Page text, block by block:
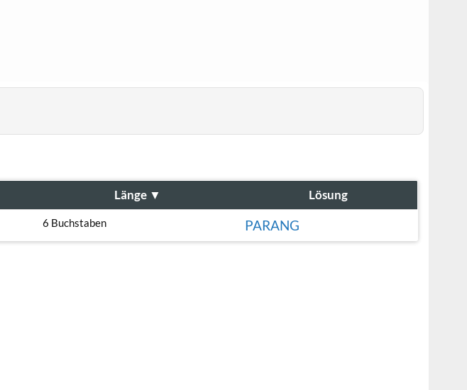
Länge ▼ Lösung
6 Buchstaben PARANG